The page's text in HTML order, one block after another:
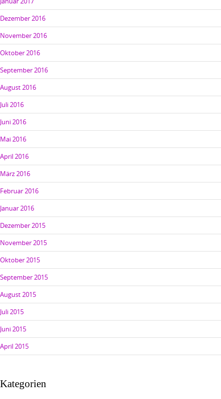
Dezember 2016
November 2016
Oktober 2016
September 2016
August 2016
Juli 2016
Juni 2016
Mai 2016
April 2016
März 2016
Februar 2016
Januar 2016
Dezember 2015
November 2015
Oktober 2015
September 2015
August 2015
Juli 2015
Juni 2015
April 2015
Kategorien